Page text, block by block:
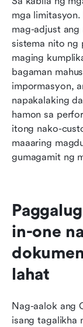
mga
mag-adjust
sistema nito ng
maging
bagaman
impormasyon,
napakalaking
hamon sa
itong nako-
maaaring
gumagamit ng
in-one
lahat
Nag-aalok ang
isang tagalikha